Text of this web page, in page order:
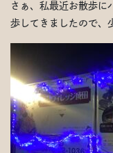
さぁ、私最近お散歩に
歩してきましたので、